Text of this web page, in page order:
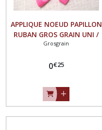
APPLIQUE NOEUD PAPILLON
RUBAN GROS GRAIN UNI /
ROSE VIF ** 35 X 23 mm **
Grosgrain
0€25